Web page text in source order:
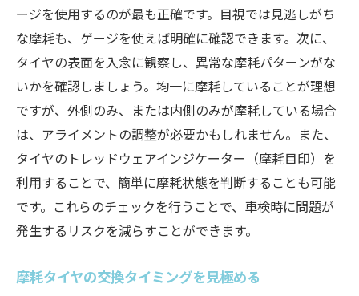
ージを使用するのが最も正確です。目視では見逃しがち
な摩耗も、ゲージを使えば明確に確認できます。次に、
タイヤの表面を入念に観察し、異常な摩耗パターンがな
いかを確認しましょう。均一に摩耗していることが理想
ですが、外側のみ、または内側のみが摩耗している場合
は、アライメントの調整が必要かもしれません。また、
タイヤのトレッドウェアインジケーター（摩耗目印）を
利用することで、簡単に摩耗状態を判断することも可能
です。これらのチェックを行うことで、車検時に問題が
発生するリスクを減らすことができます。
摩耗タイヤの交換タイミングを見極める